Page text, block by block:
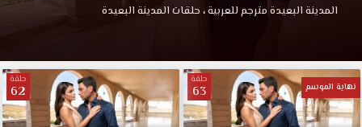
المدينة البعيدة مترجم للعربية، حلقات المدينة البعيدة
نهاية الموسم
حلقة
63
حلقة
62